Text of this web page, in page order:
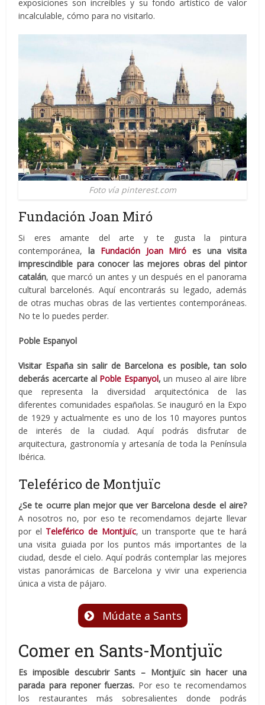
exposiciones son increíbles y su fondo artístico de valor
incalculable, cómo para no visitarlo.
Foto vía pinterest.com
Fundación Joan Miró
Si eres amante del arte y te gusta la pintura
contemporánea, la Fundación Joan Miró es una visita
imprescindible para conocer las mejores obras del pintor
catalán, que marcó un antes y un después en el panorama
cultural barcelonés. Aquí encontrarás su legado, además
de otras muchas obras de las vertientes contemporáneas.
No te lo puedes perder.
Poble Espanyol
Visitar España sin salir de Barcelona es posible, tan solo
deberás acercarte al Poble Espanyol, un museo al aire libre
que representa la diversidad arquitectónica de las
diferentes comunidades españolas. Se inauguró en la Expo
de 1929 y actualmente es uno de los 10 mayores puntos
de interés de la ciudad. Aquí podrás disfrutar de
arquitectura, gastronomía y artesanía de toda la Península
Ibérica.
Teleférico de Montjuïc
¿Se te ocurre plan mejor que ver Barcelona desde el aire?
A nosotros no, por eso te recomendamos dejarte llevar
por el Teleférico de Montjuïc, un transporte que te hará
una visita guiada por los puntos más importantes de la
ciudad, desde el cielo. Aquí podrás contemplar las mejores
vistas panorámicas de Barcelona y vivir una experiencia
única a vista de pájaro.
Múdate a Sants
Comer en Sants-Montjuïc
Es imposible descubrir Sants – Montjuïc sin hacer una
parada para reponer fuerzas. Por eso te recomendamos
los restaurantes más sobresalientes donde podrás